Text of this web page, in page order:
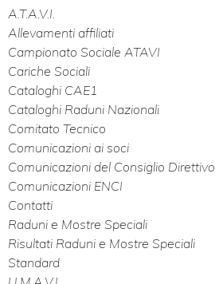
A.T.A.V.I.
Allevamenti affiliati
Campionato Sociale ATAVI
Cariche Sociali
Cataloghi CAE1
Cataloghi Raduni Nazionali
Comitato Tecnico
Comunicazioni ai soci
Comunicazioni del Consiglio Direttivo
Comunicazioni ENCI
Contatti
Raduni e Mostre Speciali
Risultati Raduni e Mostre Speciali
Standard